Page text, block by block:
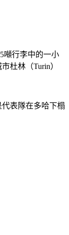
行李中的一小
杜林（Turin）
表隊在多哈下榻